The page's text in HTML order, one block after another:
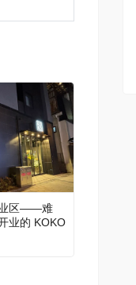
业区——难
业的 KOKO